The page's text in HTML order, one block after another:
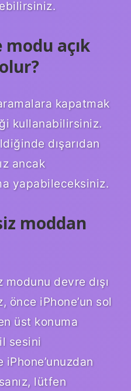
modu açık
kapatmak
kullanabilirsiniz.
dışarıdan
ancak
yapabileceksiniz.
moddan
modunu devre dışı
önce iPhone’un sol
üst konuma
sesini
lütfen